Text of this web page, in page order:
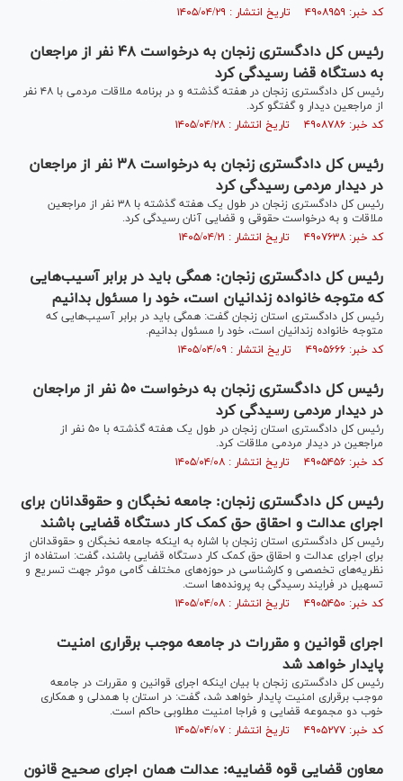
کد خبر: ۴۹۰۸۹۵۹ تاریخ انتشار : ۱۴۰۵/۰۴/۲۹
رئیس کل دادگستری زنجان به درخواست ۴۸ نفر از مراجعان
به دستگاه قضا رسیدگی کرد
رئیس کل دادگستری زنجان در هفته گذشته و در برنامه ملاقات مردمی با ۴۸ نفر
از مراجعین دیدار و گفتگو کرد.
کد خبر: ۴۹۰۸۷۸۶ تاریخ انتشار : ۱۴۰۵/۰۴/۲۸
رئیس کل دادگستری زنجان به درخواست ۳۸ نفر از مراجعان
در دیدار مردمی رسیدگی کرد
رئیس کل دادگستری زنجان در طول یک هفته گذشته با ۳۸ نفر از مراجعین
ملاقات و به درخواست حقوقی و قضایی آنان رسیدگی کرد.
کد خبر: ۴۹۰۷۶۳۸ تاریخ انتشار : ۱۴۰۵/۰۴/۲۱
رئیس کل دادگستری زنجان: همگی باید در برابر آسیب‌هایی
که متوجه خانواده زندانیان است، خود را مسئول بدانیم
رئیس کل دادگستری استان زنجان گفت: همگی باید در برابر آسیب‌هایی که
متوجه خانواده زندانیان است، خود را مسئول بدانیم.
کد خبر: ۴۹۰۵۶۶۶ تاریخ انتشار : ۱۴۰۵/۰۴/۰۹
رئیس کل دادگستری زنجان به درخواست ۵۰ نفر از مراجعان
در دیدار مردمی رسیدگی کرد
رئیس کل دادگستری استان زنجان در طول یک هفته گذشته با ۵۰ نفر از
مراجعین در دیدار مردمی ملاقات کرد.
کد خبر: ۴۹۰۵۴۵۶ تاریخ انتشار : ۱۴۰۵/۰۴/۰۸
رئیس کل دادگستری زنجان: جامعه نخبگان و حقوقدانان برای
اجرای عدالت و احقاق حق کمک کار دستگاه قضایی باشند
رئیس کل دادگستری استان زنجان با اشاره به اینکه جامعه نخبگان و حقوقدانان
برای اجرای عدالت و احقاق حق کمک کار دستگاه قضایی باشند، گفت: استفاده از
نظریه‌های تخصصی و کارشناسی در حوزه‌های مختلف گامی موثر جهت تسریع و
تسهیل در فرایند رسیدگی به پرونده‌ها است.
کد خبر: ۴۹۰۵۴۵۰ تاریخ انتشار : ۱۴۰۵/۰۴/۰۸
اجرای قوانین و مقررات در جامعه موجب برقراری امنیت
پایدار خواهد شد
رئیس کل دادگستری زنجان با بیان اینکه اجرای قوانین و مقررات در جامعه
موجب برقراری امنیت پایدار خواهد شد، گفت: در استان با همدلی و همکاری
خوب دو مجموعه قضایی و فراجا امنیت مطلوبی حاکم است.
کد خبر: ۴۹۰۵۲۷۷ تاریخ انتشار : ۱۴۰۵/۰۴/۰۷
معاون قضایی قوه قضاییه: عدالت همان اجرای صحیح قانون